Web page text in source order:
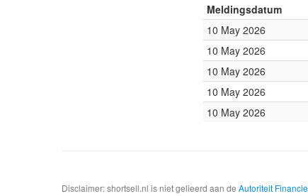
Meldingsdatum
10 May 2026
10 May 2026
10 May 2026
10 May 2026
10 May 2026
Disclaimer: shortsell.nl is niet gelieerd aan de Autoriteit